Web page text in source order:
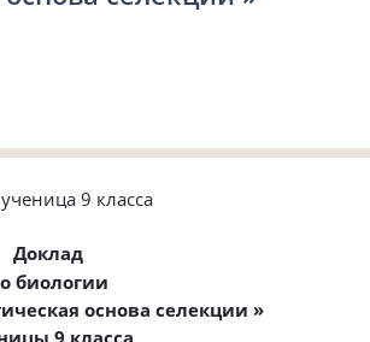
9 класса
Доклад
биологии
основа селекции »
9 класса